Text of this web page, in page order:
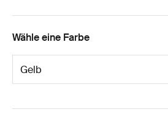
Wähle eine Farbe